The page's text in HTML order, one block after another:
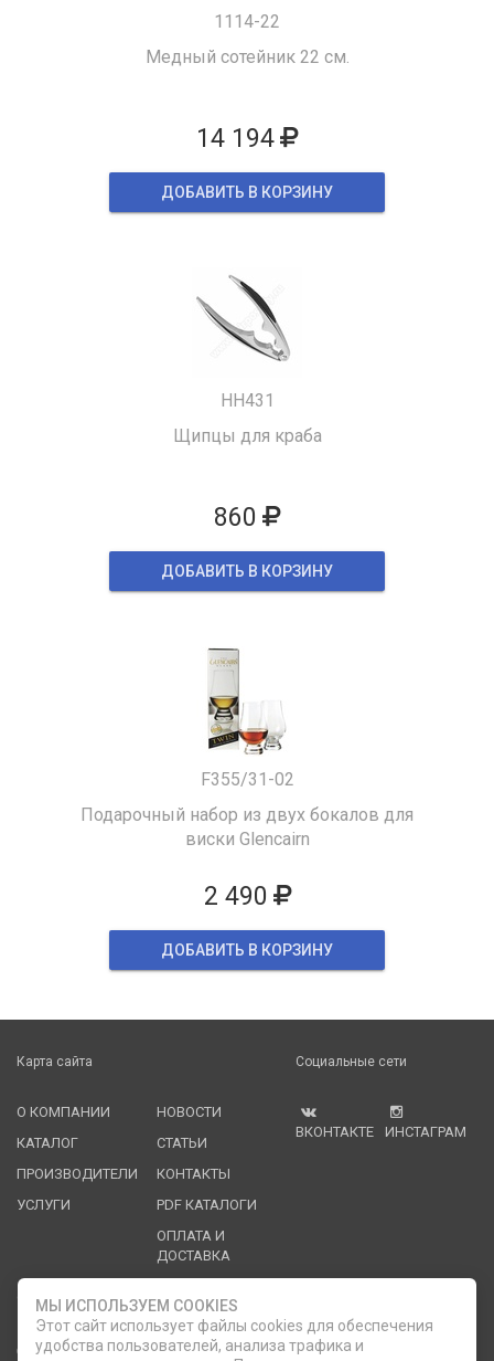
1114-22
Медный сотейник 22 см.
14 194
ДОБАВИТЬ В КОРЗИНУ
HH431
Щипцы для краба
860
ДОБАВИТЬ В КОРЗИНУ
F355/31-02
Подарочный набор из двух бокалов для
виски Glencairn
2 490
ДОБАВИТЬ В КОРЗИНУ
Карта сайта
О КОМПАНИИ
КАТАЛОГ
ПРОИЗВОДИТЕЛИ
УСЛУГИ
НОВОСТИ
СТАТЬИ
КОНТАКТЫ
PDF КАТАЛОГИ
ОПЛАТА И
ДОСТАВКА
Социальные сети
ВКОНТАКТЕ ИНСТАГРАМ
Служба клиентской поддержки
ОБРАТНЫЙ ЗВОНОК phone
8 (812) 335-21-16
МЫ ИСПОЛЬЗУЕМ COOKIES
Этот сайт использует файлы cookies для обеспечения
удобства пользователей, анализа трафика и